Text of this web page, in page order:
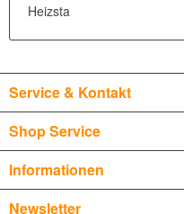
Heizsta
Service & Kontakt
Shop Service
Informationen
Newsletter